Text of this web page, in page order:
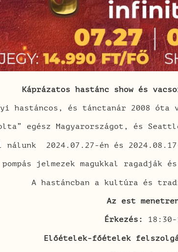
Káprázatos hastánc show és
hastáncos, és tánctanár 2008 óta
egész Magyarországot, és
nálunk 2024.07.27-én és
jelmezek magukkal
A hastáncban a kultúra és
Az est
Érkezés: 18:30-
Előételek-főételek